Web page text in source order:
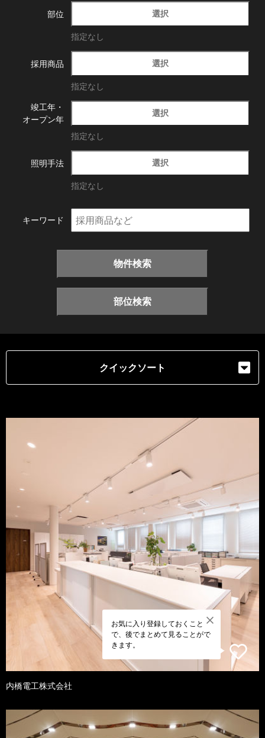
部位 選択
指定なし
採用商品 選択
指定なし
竣工年・
オープン年
選択
指定なし
照明手法 選択
指定なし
キーワード
物件検索
部位検索
クイックソート
お気に入り登録しておくこと
で、後でまとめて見ることがで
きます。
内橋電工株式会社